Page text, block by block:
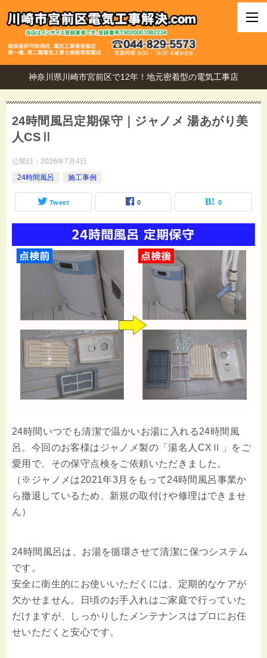
神奈川県川崎市宮前区で12年！地元密着型の電気工事店
24時間風呂定期保守｜ジャノメ 湯あがり美
人CSⅡ
公開日： 2026年7月4日
24時間風呂
施工事例
Tweet 0 0
24時間いつでも清潔で温かいお湯に入れる24時間風
呂。今回のお客様はジャノメ製の「湯名人CXⅡ」をご
愛用で、その保守点検をご依頼いただきました。
（※ジャノメは2021年3月をもって24時間風呂事業か
ら撤退しているため、新規の取付けや修理はできませ
ん）
24時間風呂は、お湯を循環させて清潔に保つシステム
です。
安全に衛生的にお使いいただくには、定期的なケアが
欠かせません。日頃のお手入れはご家庭で行っていた
だけますが、しっかりしたメンテナンスはプロにお任
せいただくと安心です。